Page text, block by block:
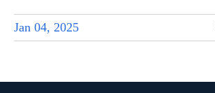
Jan 04, 2025